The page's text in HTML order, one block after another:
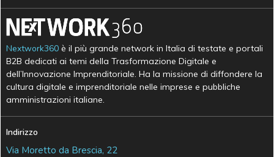
Nextwork360 è il più grande network in Italia di testate e portali
B2B dedicati ai temi della Trasformazione Digitale e
dell’Innovazione Imprenditoriale. Ha la missione di diffondere la
cultura digitale e imprenditoriale nelle imprese e pubbliche
amministrazioni italiane.
Indirizzo
Via Moretto da Brescia, 22